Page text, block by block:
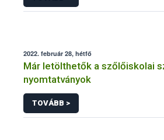
2022. február 28, hétfő
Már letölthetők a szőlőiskolai
nyomtatványok
TOVÁBB >